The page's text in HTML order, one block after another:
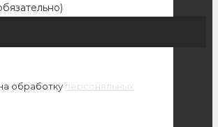
обработку персональных